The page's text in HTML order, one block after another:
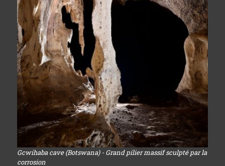
Gcwihaba cave (Botswana) - Grand pilier massif sculpté par la
corrosion